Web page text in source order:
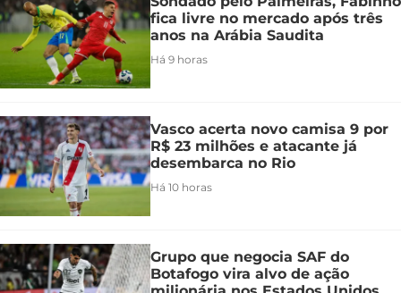
fica livre no mercado após três
anos na Arábia Saudita
Há 9 horas
Vasco acerta novo camisa 9 por
R$ 23 milhões e atacante já
desembarca no Rio
Há 10 horas
Grupo que negocia SAF do
Botafogo vira alvo de ação